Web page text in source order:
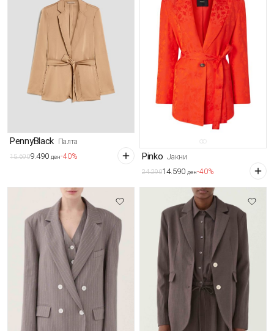
PennyBlack Палта
15.6909.490 ден-40% Pinko Јакни
24.29014.590 ден-40%